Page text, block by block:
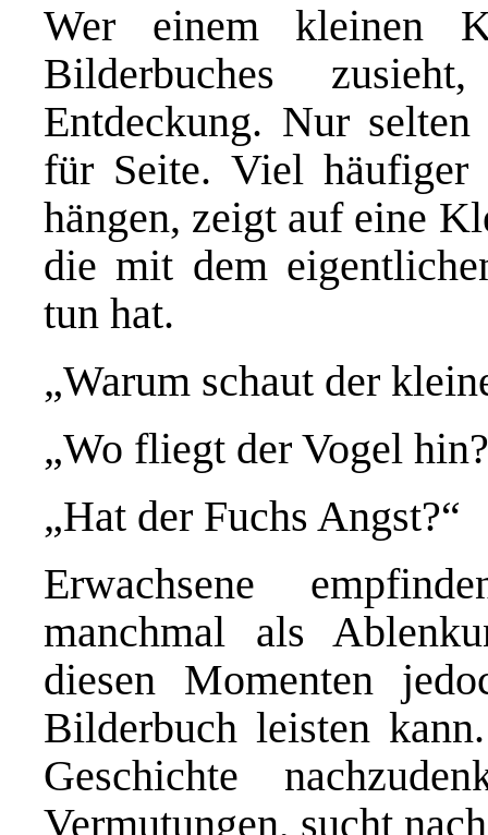
Wer einem kleinen
Bilderbuches
Entdeckung. Nur
für Seite. Viel
hängen, zeigt auf eine
die mit dem
tun hat.
„Warum schaut der
„Wo fliegt der Vogel
„Hat der Fuchs Angst?“
Erwachsene
manchmal als
diesen Momenten
Bilderbuch leisten
Geschichte
Vermutungen, sucht